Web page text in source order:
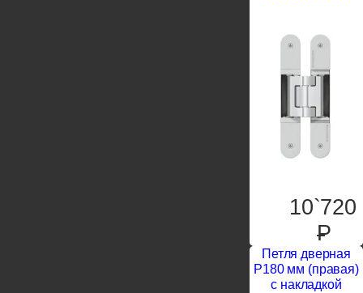
10`720
P
Петля дверная
P180 мм (правая)
c накладкой